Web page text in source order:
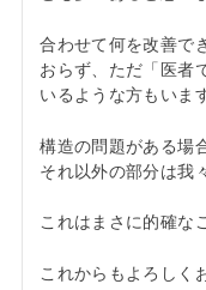
合わせて何を改善で
おらず、ただ「医者
いるような方もいま
構造の問題がある場
それ以外の部分は我
これはまさに的確な
これからもよろしく